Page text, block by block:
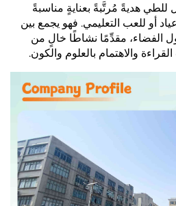
للطي هديةً مُرتَّبةً بعنايةٍ مناسبةً
أو للعب التعليمي. فهو يجمع بين
الفضاء، مقدِّمًا نشاطًا خالٍ من
والاهتمام بالعلوم والكون.